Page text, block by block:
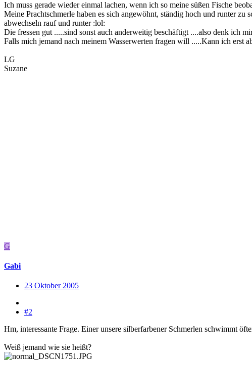
Ich muss gerade wieder einmal lachen, wenn ich so meine süßen Fische
Meine Prachtschmerle haben es sich angewöhnt, ständig hoch und runter
abwechseln rauf und runter :lol:
Die fressen gut .....sind sonst auch anderweitig beschäftigt ....also denk ich
Falls mich jemand nach meinem Wasserwerten fragen will .....Kann ich erst
LG
Suzane
G
Gabi
23 Oktober 2005
#2
Hm, interessante Frage. Einer unsere silberfarbener Schmerlen schwimmt
Weiß jemand wie sie heißt?